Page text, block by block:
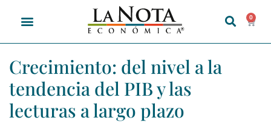
0
Crecimiento: del nivel a la
tendencia del PIB y las
lecturas a largo plazo